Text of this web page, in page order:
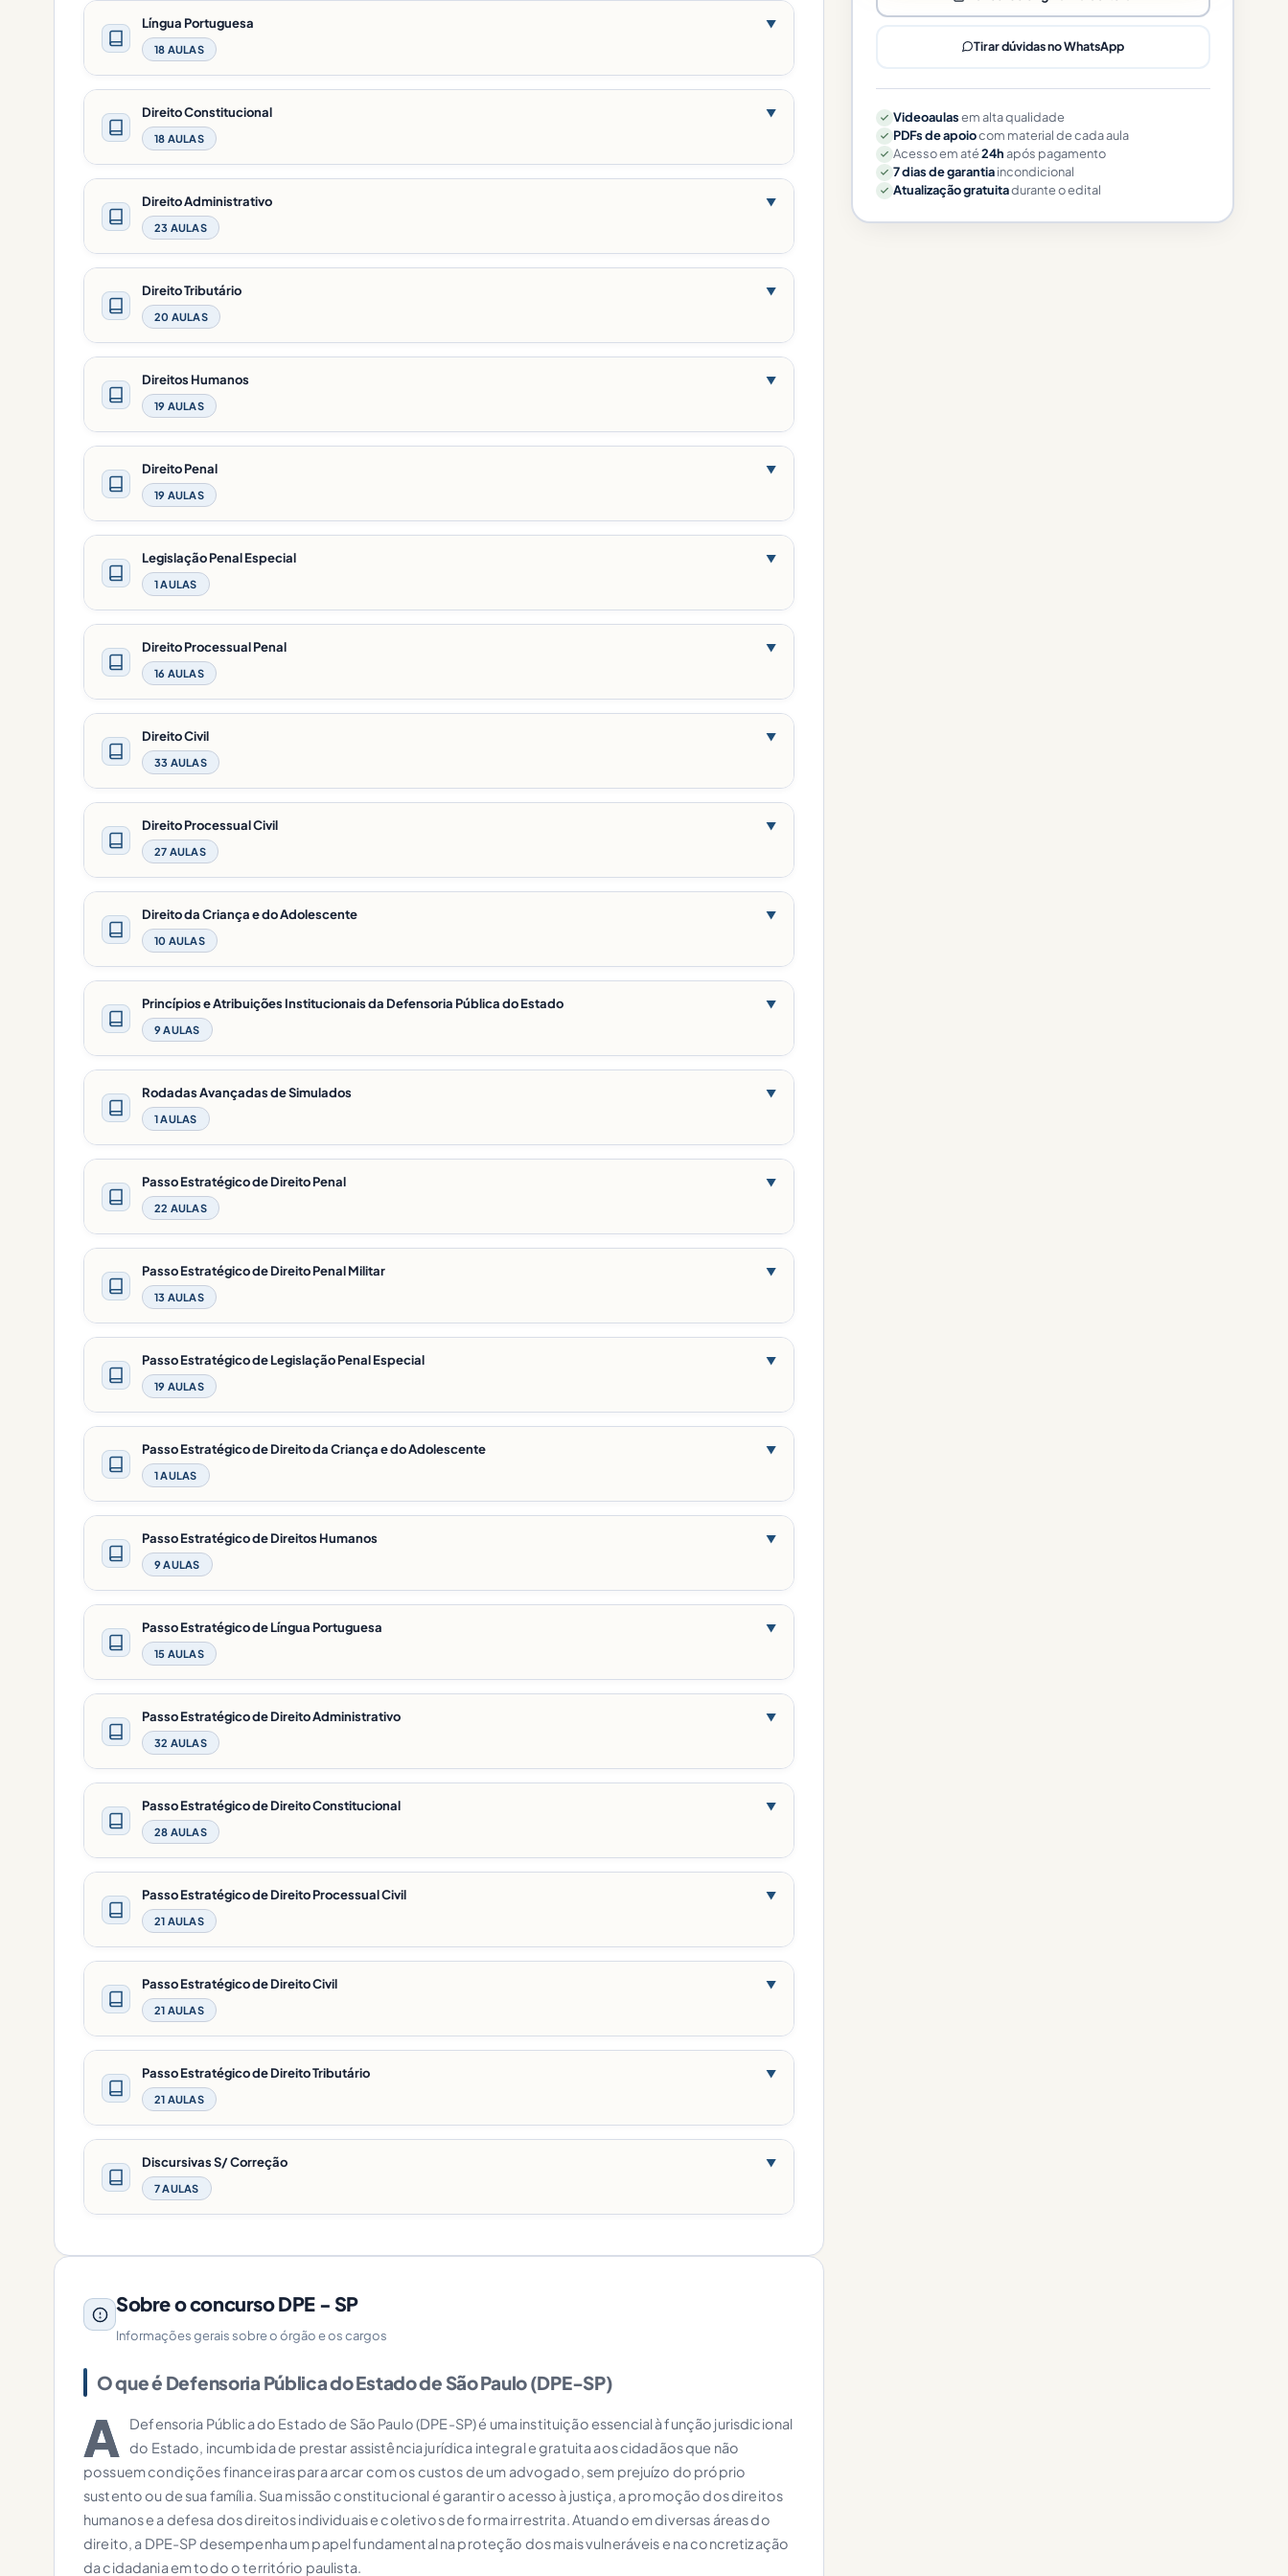
Língua Portuguesa
18 AULAS
▼
Direito Constitucional
18 AULAS
▼
Direito Administrativo
23 AULAS
▼
Direito Tributário
20 AULAS
▼
Direitos Humanos
19 AULAS
▼
Direito Penal
19 AULAS
▼
Legislação Penal Especial
1 AULAS
▼
Direito Processual Penal
16 AULAS
▼
Direito Civil
33 AULAS
▼
Direito Processual Civil
27 AULAS
▼
Direito da Criança e do Adolescente
10 AULAS
▼
Princípios e Atribuições Institucionais da Defensoria Pública do Estado
9 AULAS
▼
Rodadas Avançadas de Simulados
1 AULAS
▼
Passo Estratégico de Direito Penal
22 AULAS
▼
Passo Estratégico de Direito Penal Militar
13 AULAS
▼
Passo Estratégico de Legislação Penal Especial
19 AULAS
▼
Passo Estratégico de Direito da Criança e do Adolescente
1 AULAS
▼
Passo Estratégico de Direitos Humanos
9 AULAS
▼
Passo Estratégico de Língua Portuguesa
15 AULAS
▼
Passo Estratégico de Direito Administrativo
32 AULAS
▼
Passo Estratégico de Direito Constitucional
28 AULAS
▼
Passo Estratégico de Direito Processual Civil
21 AULAS
▼
Passo Estratégico de Direito Civil
21 AULAS
▼
Passo Estratégico de Direito Tributário
21 AULAS
▼
Discursivas S/ Correção
7 AULAS
▼
Sobre o concurso DPE - SP
Informações gerais sobre o órgão e os cargos
O que é Defensoria Pública do Estado de São Paulo (DPE-SP)
A
Defensoria Pública do Estado de São Paulo (DPE-SP) é uma instituição essencial à função jurisdicional
do Estado, incumbida de prestar assistência jurídica integral e gratuita aos cidadãos que não
possuem condições financeiras para arcar com os custos de um advogado, sem prejuízo do próprio
sustento ou de sua família. Sua missão constitucional é garantir o acesso à justiça, a promoção dos direitos
humanos e a defesa dos direitos individuais e coletivos de forma irrestrita. Atuando em diversas áreas do
direito, a DPE-SP desempenha um papel fundamental na proteção dos mais vulneráveis e na concretização
da cidadania em todo o território paulista.
Tirar dúvidas no WhatsApp
Videoaulasem alta qualidade
PDFs de apoiocom material de cada aula
Acesso em até24hapós pagamento
7 dias de garantiaincondicional
Atualização gratuitadurante o edital